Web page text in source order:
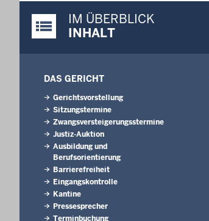
Justiz-Portal im Überblick:
IM ÜBERBLICK
INHALT
DAS GERICHT
Gerichtsvorstellung
Sitzungstermine
Zwangsversteigerungsstermine
Justiz-Auktion
Ausbildung und
Berufsorientierung
Barrierefreiheit
Eingangskontrolle
Kantine
Pressesprecher
Terminbuchung